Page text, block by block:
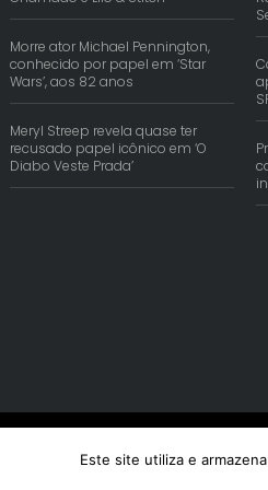
Morre ator Michael Pennington,
conhecido por papel em ‘Star
Wars’, aos 82 anos
Meryl Streep revela quase ter
recusado papel icônico em ‘O
Diabo Veste Prada’
© Copyright 2026 | Reis Comunica.
Este site utiliza e